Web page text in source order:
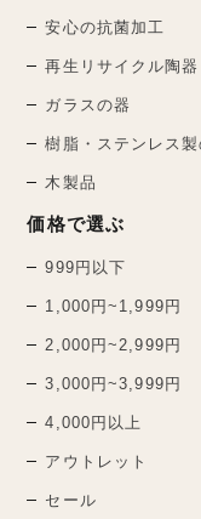
安心の抗菌加工
再生リサイクル陶器
ガラスの器
樹脂・ステンレス製
木製品
価格で選ぶ
999円以下
1,000円~1,999円
2,000円~2,999円
3,000円~3,999円
4,000円以上
アウトレット
セール